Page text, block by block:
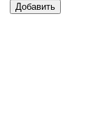
Добавить